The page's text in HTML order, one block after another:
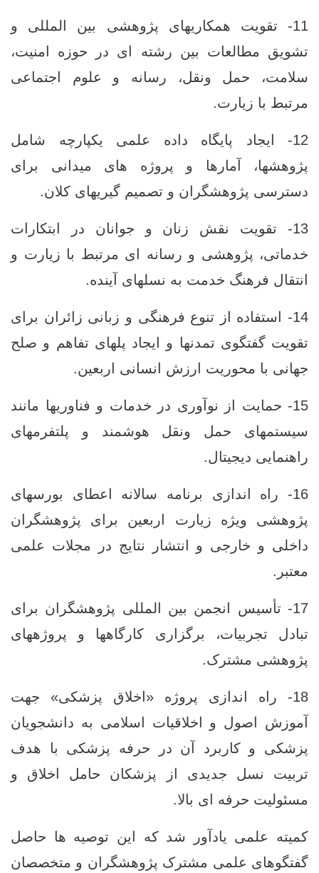
11- تقویت همکاریهای پژوهشی بین ‌المللی و
تشویق مطالعات بین‌ رشته ‌ای در حوزه امنیت،
سلامت، حمل‌ ونقل، رسانه و علوم اجتماعی
مرتبط با زیارت.
12- ایجاد پایگاه داده علمی یکپارچه شامل
پژوهشها، آمارها و پروژه‌ های میدانی برای
دسترسی پژوهشگران و تصمیم‌ گیریهای کلان.
13- تقویت نقش زنان و جوانان در ابتکارات
خدماتی، پژوهشی و رسانه ‌ای مرتبط با زیارت و
انتقال فرهنگ خدمت به نسلهای آینده.
14- استفاده از تنوع فرهنگی و زبانی زائران برای
تقویت گفتگوی تمدنها و ایجاد پلهای تفاهم و صلح
جهانی با محوریت ارزش انسانی اربعین.
15- حمایت از نوآوری در خدمات و فناوریها مانند
سیستمهای حمل ‌ونقل هوشمند و پلتفرمهای
راهنمایی دیجیتال.
16- راه ‌اندازی برنامه سالانه اعطای بورسهای
پژوهشی ویژه زیارت اربعین برای پژوهشگران
داخلی و خارجی و انتشار نتایج در مجلات علمی
معتبر.
17- تأسیس انجمن بین ‌المللی پژوهشگران برای
تبادل تجربیات، برگزاری کارگاهها و پروژههای
پژوهشی مشترک.
18- راه‌ اندازی پروژه «اخلاق پزشکی» جهت
آموزش اصول و اخلاقیات اسلامی به دانشجویان
پزشکی و کاربرد آن در حرفه پزشکی با هدف
تربیت نسل جدیدی از پزشکان حامل اخلاق و
مسئولیت حرفه‌ ای بالا.
کمیته علمی یادآور شد که این توصیه‌ ها حاصل
گفتگوهای علمی مشترک پژوهشگران و متخصصان